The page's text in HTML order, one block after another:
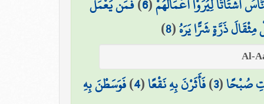
ذَرَّةٍ شَرًّا يَرَهُ(
8
)
صُبْحًا(
3
)فَأَثَرْنَ بِهِ نَقْعًا(
4
)فَوَسَطْنَ بِهِ